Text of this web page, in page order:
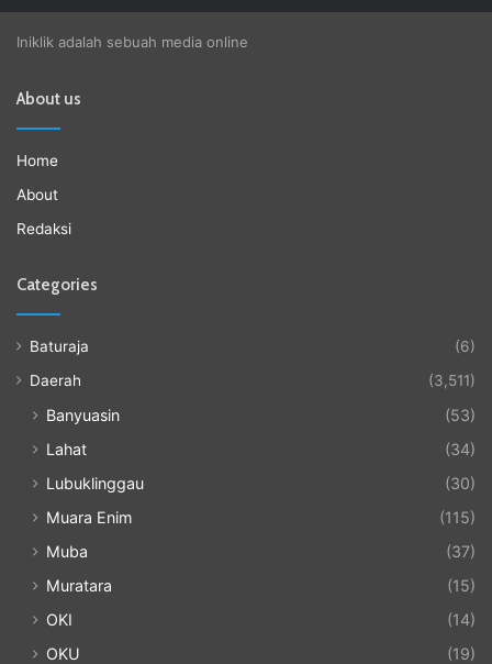
Iniklik adalah sebuah media online
About us
Home
About
Redaksi
Categories
Baturaja
(6)
Daerah
(3,511)
Banyuasin
(53)
Lahat
(34)
Lubuklinggau
(30)
Muara Enim
(115)
Muba
(37)
Muratara
(15)
OKI
(14)
OKU
(19)